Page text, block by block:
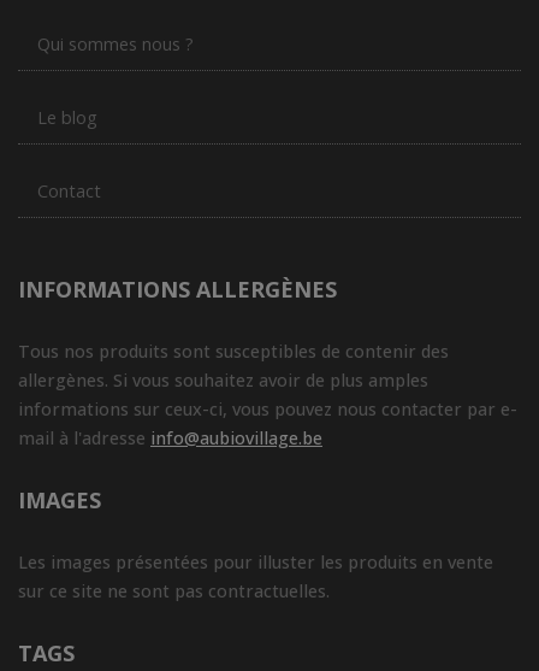
Qui sommes nous ?
Le blog
Contact
INFORMATIONS ALLERGÈNES
Tous nos produits sont susceptibles de contenir des
allergènes. Si vous souhaitez avoir de plus amples
informations sur ceux-ci, vous pouvez nous contacter par e-
mail à l'adresse info@aubiovillage.be
IMAGES
Les images présentées pour illuster les produits en vente
sur ce site ne sont pas contractuelles.
TAGS